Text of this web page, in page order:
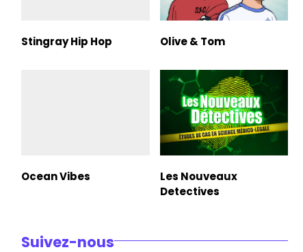
Stingray Hip Hop Olive & Tom
Ocean Vibes
Les Nouveaux
Detectives
Suivez-nous